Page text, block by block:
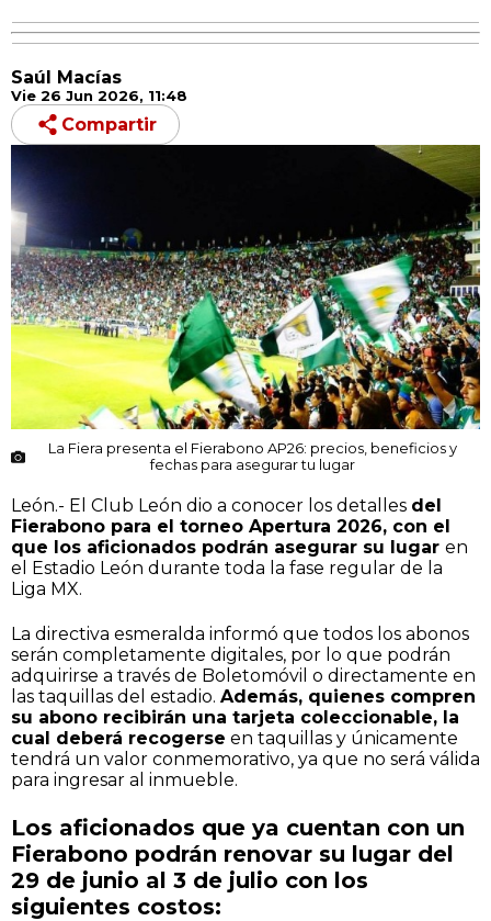
Saúl Macías
Vie 26 Jun 2026, 11:48
Compartir
La Fiera presenta el Fierabono AP26: precios, beneficios y
fechas para asegurar tu lugar
León.- El Club León dio a conocer los detalles del
Fierabono para el torneo Apertura 2026, con el
que los aficionados podrán asegurar su lugar en
el Estadio León durante toda la fase regular de la
Liga MX.
La directiva esmeralda informó que todos los abonos
serán completamente digitales, por lo que podrán
adquirirse a través de Boletomóvil o directamente en
las taquillas del estadio. Además, quienes compren
su abono recibirán una tarjeta coleccionable, la
cual deberá recogerse en taquillas y únicamente
tendrá un valor conmemorativo, ya que no será válida
para ingresar al inmueble.
Los aficionados que ya cuentan con un
Fierabono podrán renovar su lugar del
29 de junio al 3 de julio con los
siguientes costos: